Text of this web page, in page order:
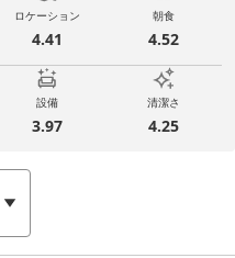
ロケーション
4.41
朝食
4.52
設備
3.97
清潔さ
4.25